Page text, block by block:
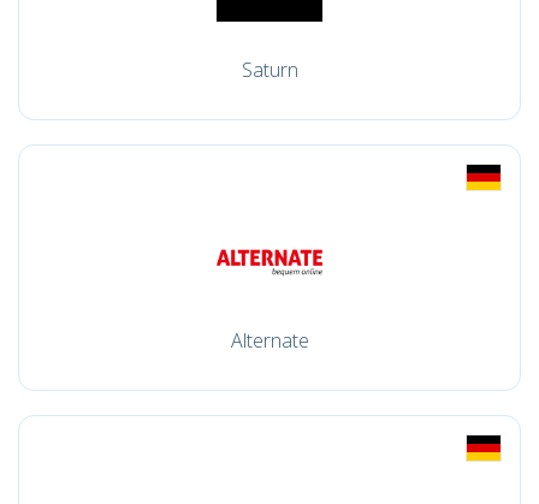
Saturn
Alternate